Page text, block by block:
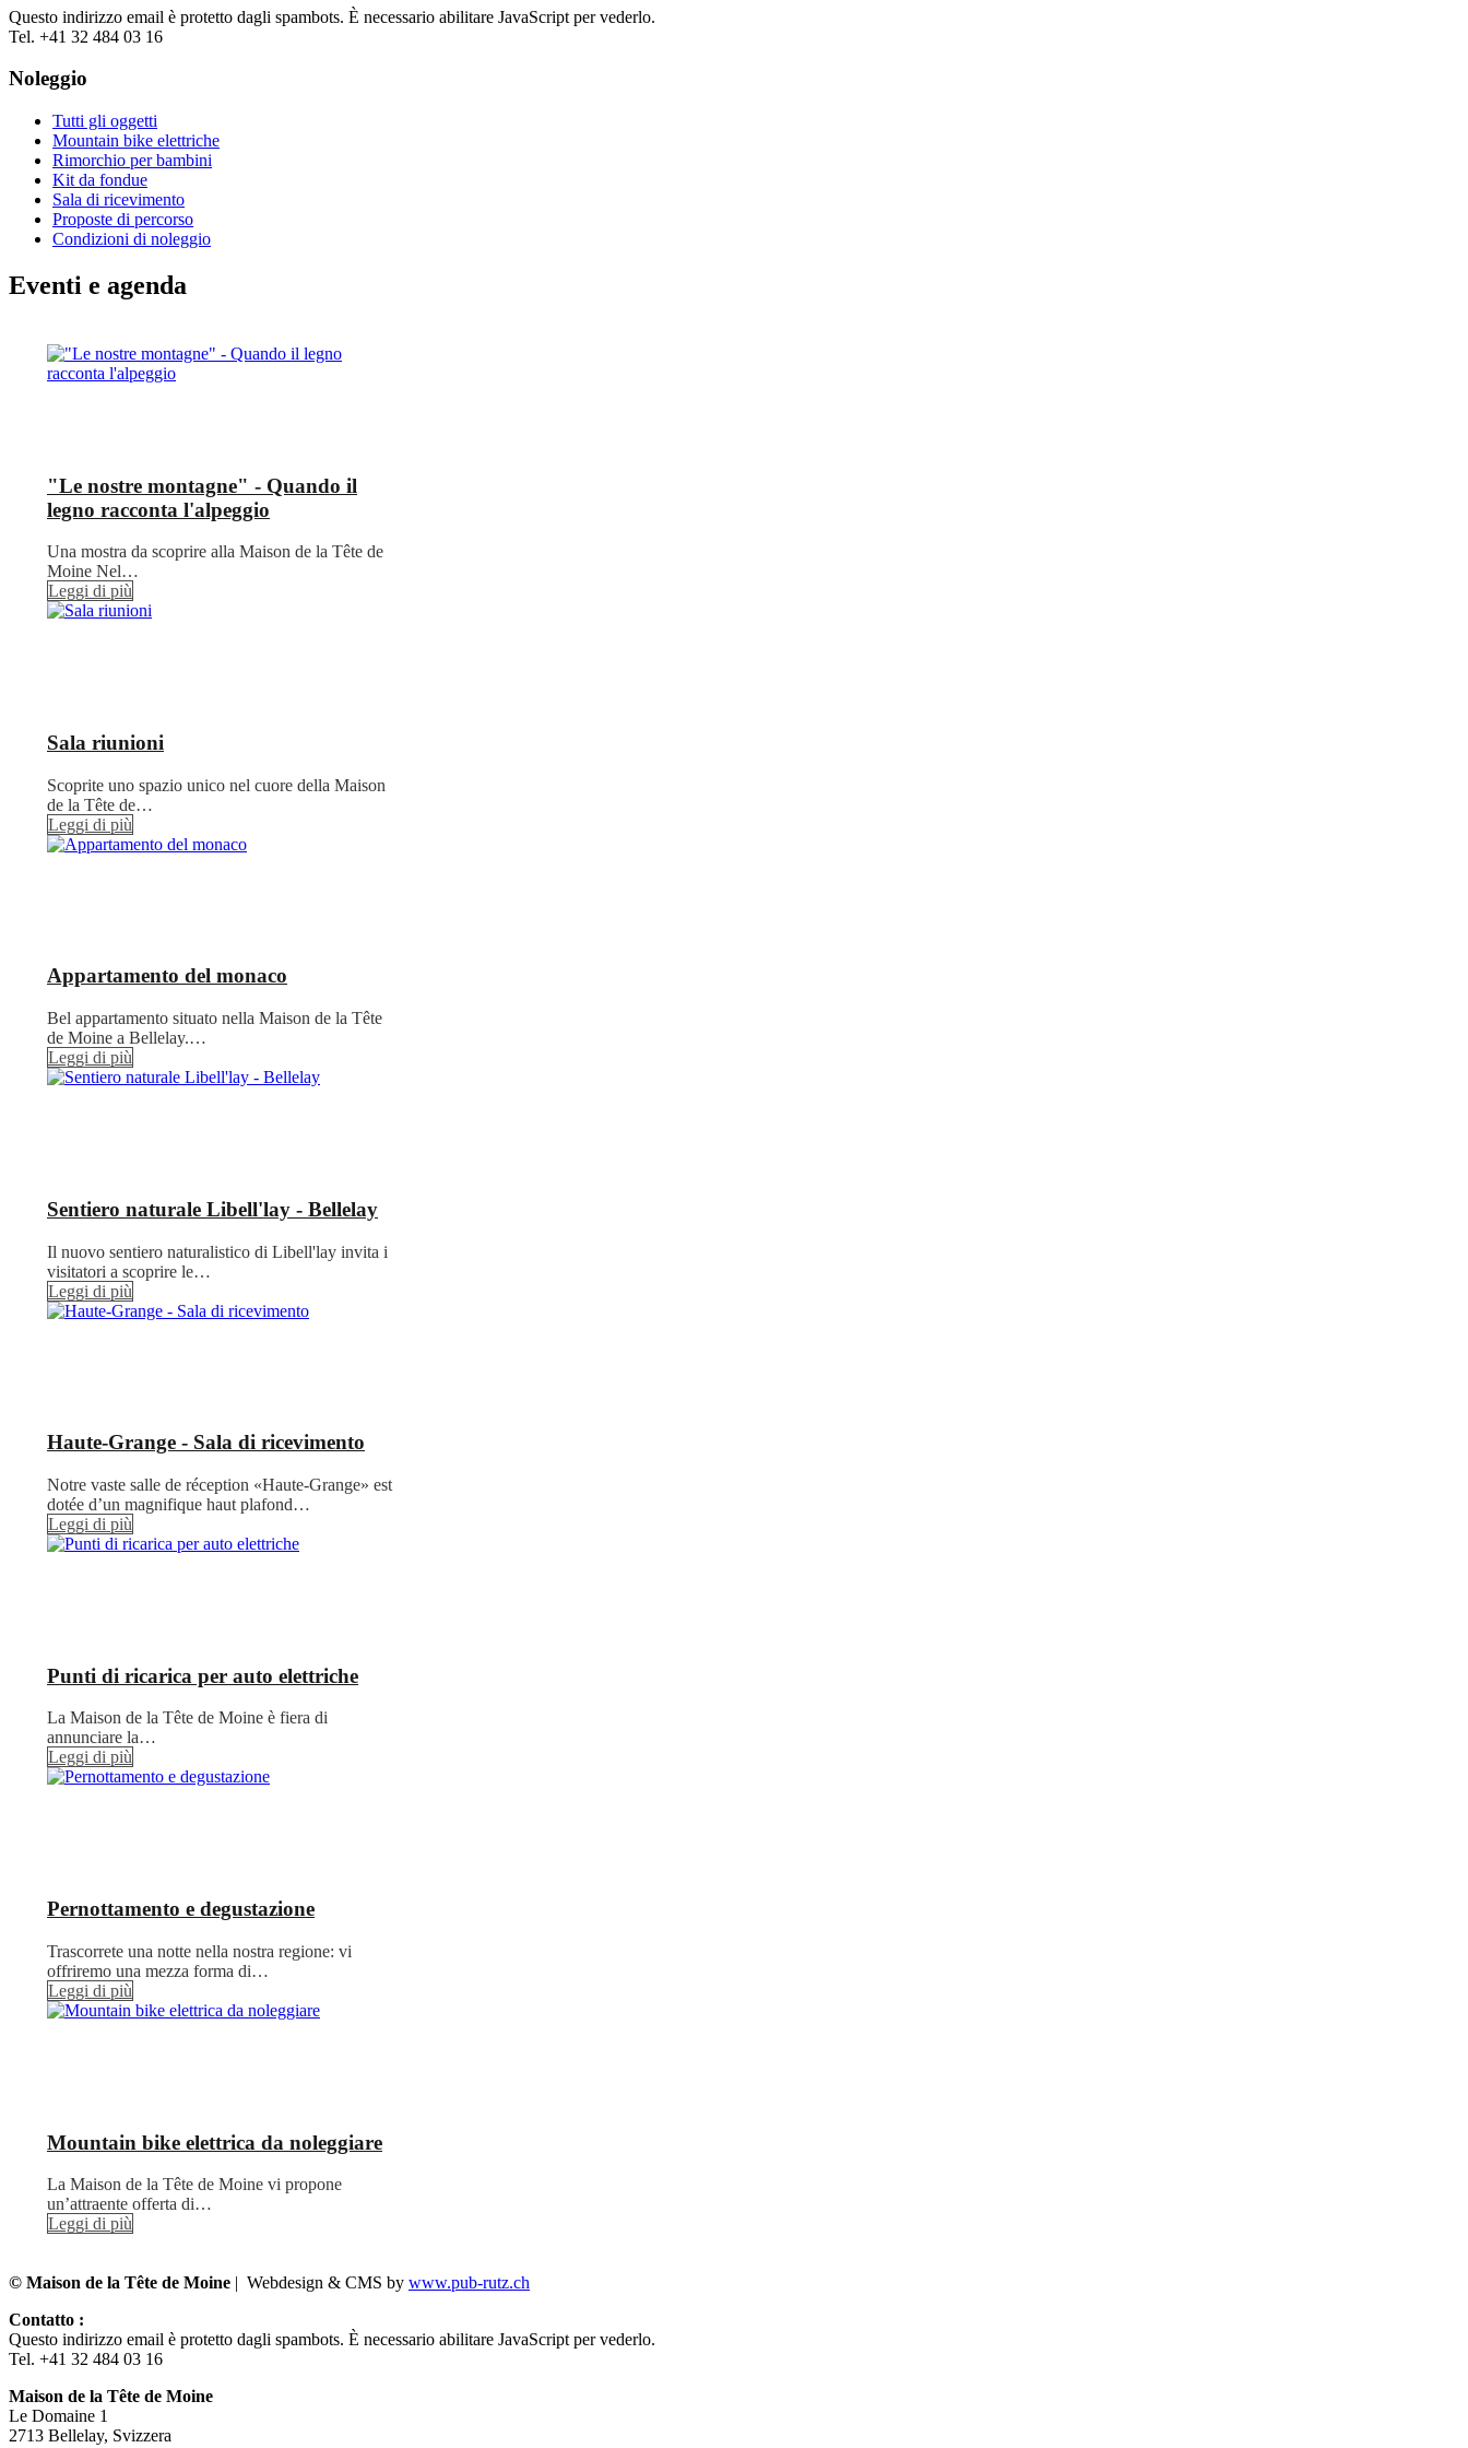
Questo indirizzo email è protetto dagli spambots. È necessario abilitare JavaScript per vederlo.
Tel. +41 32 484 03 16
Noleggio
Tutti gli oggetti
Mountain bike elettriche
Rimorchio per bambini
Kit da fondue
Sala di ricevimento
Proposte di percorso
Condizioni di noleggio
Eventi e agenda
"Le nostre montagne" - Quando il
legno racconta l'alpeggio
Una mostra da scoprire alla Maison de la Tête de
Moine Nel…
Leggi di più
Sala riunioni
Scoprite uno spazio unico nel cuore della Maison
de la Tête de…
Leggi di più
Appartamento del monaco
Bel appartamento situato nella Maison de la Tête
de Moine a Bellelay.…
Leggi di più
Sentiero naturale Libell'lay - Bellelay
Il nuovo sentiero naturalistico di Libell'lay invita i
visitatori a scoprire le…
Leggi di più
Haute-Grange - Sala di ricevimento
Notre vaste salle de réception «Haute-Grange» est
dotée d’un magnifique haut plafond…
Leggi di più
Punti di ricarica per auto elettriche
La Maison de la Tête de Moine è fiera di
annunciare la…
Leggi di più
Pernottamento e degustazione
Trascorrete una notte nella nostra regione: vi
offriremo una mezza forma di…
Leggi di più
Mountain bike elettrica da noleggiare
La Maison de la Tête de Moine vi propone
un’attraente offerta di…
Leggi di più
© Maison de la Tête de Moine | Webdesign & CMS by www.pub-rutz.ch
Contatto :
Questo indirizzo email è protetto dagli spambots. È necessario abilitare JavaScript per vederlo.
Tel. +41 32 484 03 16
Maison de la Tête de Moine
Le Domaine 1
2713 Bellelay, Svizzera